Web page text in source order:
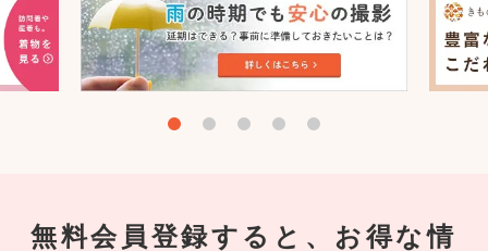
無料会員登録すると、お得な情